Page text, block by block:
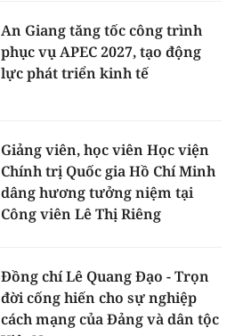
An Giang tăng tốc công trình
phục vụ APEC 2027, tạo động
lực phát triển kinh tế
Giảng viên, học viên Học viện
Chính trị Quốc gia Hồ Chí Minh
dâng hương tưởng niệm tại
Công viên Lê Thị Riêng
Đồng chí Lê Quang Đạo - Trọn
đời cống hiến cho sự nghiệp
cách mạng của Đảng và dân tộc